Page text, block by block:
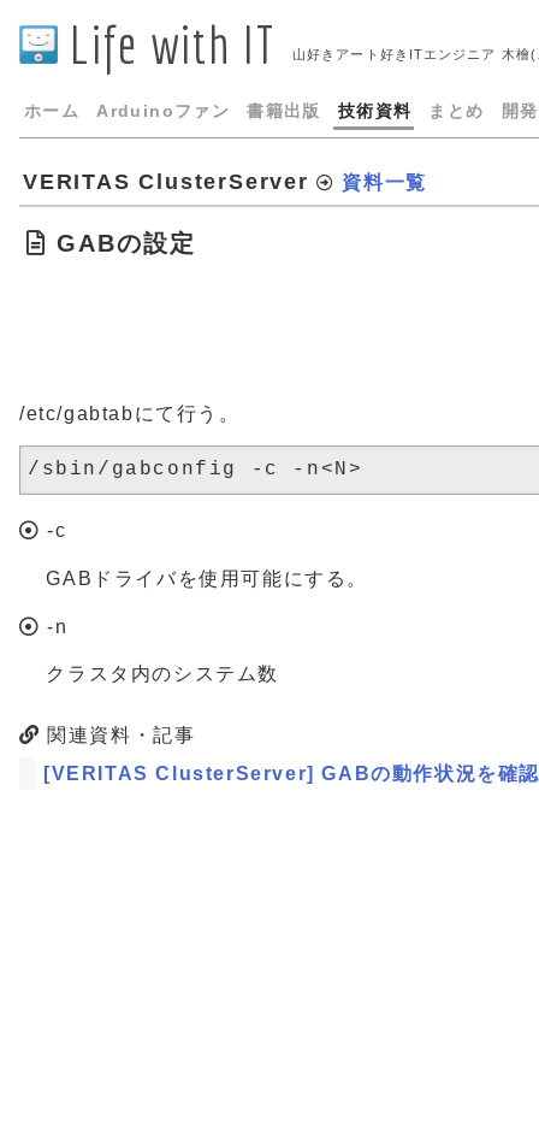
Life with IT 山好きアート好きITエンジニア 木檜
ホーム Arduinoファン 書籍出版 技術資料 まとめ 開
VERITAS ClusterServer 資料一覧
GABの設定
/etc/gabtabにて行う。
-c
GABドライバを使用可能にする。
-n
クラスタ内のシステム数
関連資料・記事
[VERITAS ClusterServer] GABの動作状況を確